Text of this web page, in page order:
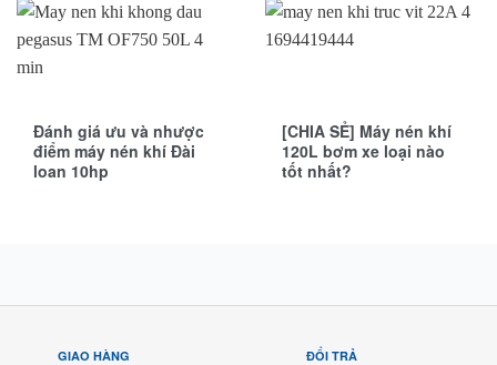
Đánh giá ưu và nhược
điểm máy nén khí Đài
loan 10hp
[CHIA SẺ] Máy nén khí
120L bơm xe loại nào
tốt nhất?
GIAO HÀNG ĐỔI TRẢ